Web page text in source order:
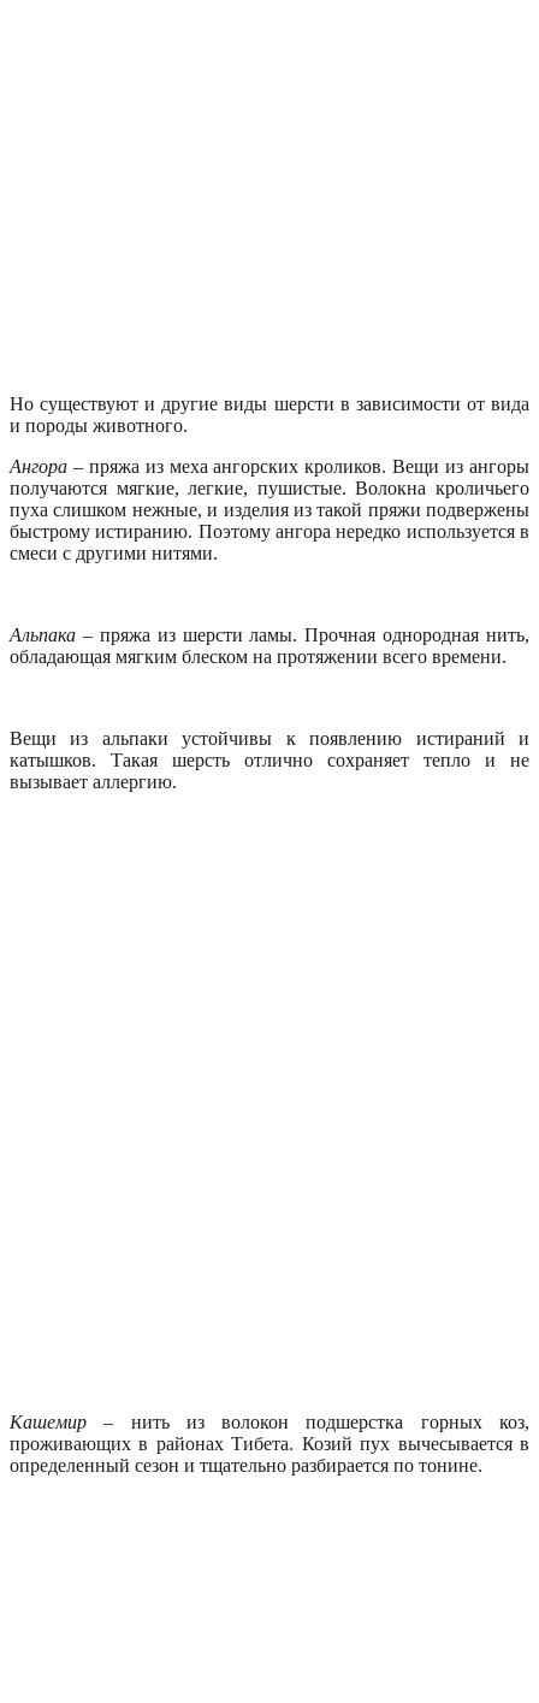
Но существуют и другие виды шерсти в зависимости от вида
и породы животного.
Ангора – пряжа из меха ангорских кроликов. Вещи из ангоры
получаются мягкие, легкие, пушистые. Волокна кроличьего
пуха слишком нежные, и изделия из такой пряжи подвержены
быстрому истиранию. Поэтому ангора нередко используется в
смеси с другими нитями.
Альпака – пряжа из шерсти ламы. Прочная однородная нить,
обладающая мягким блеском на протяжении всего времени.
Вещи из альпаки устойчивы к появлению истираний и
катышков. Такая шерсть отлично сохраняет тепло и не
вызывает аллергию.
Кашемир – нить из волокон подшерстка горных коз,
проживающих в районах Тибета. Козий пух вычесывается в
определенный сезон и тщательно разбирается по тонине.